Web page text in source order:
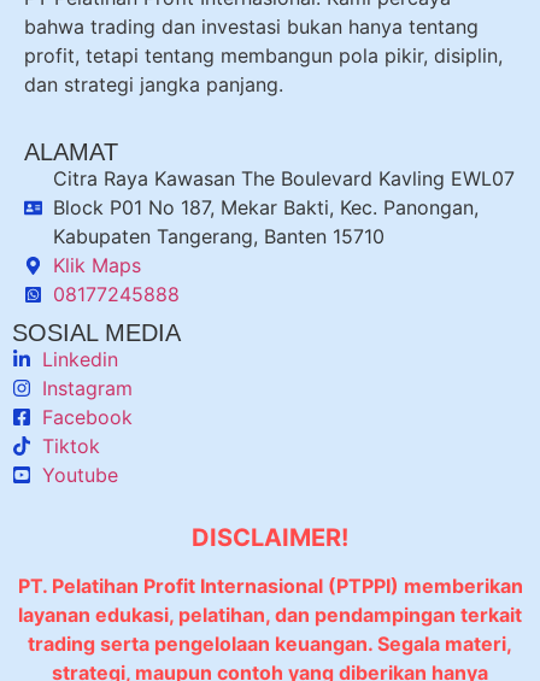
bahwa trading dan investasi bukan hanya tentang
profit, tetapi tentang membangun pola pikir, disiplin,
dan strategi jangka panjang.
ALAMAT
Citra Raya Kawasan The Boulevard Kavling EWL07
Block P01 No 187, Mekar Bakti, Kec. Panongan,
Kabupaten Tangerang, Banten 15710
Klik Maps
08177245888
SOSIAL MEDIA
Linkedin
Instagram
Facebook
Tiktok
Youtube
DISCLAIMER!
PT. Pelatihan Profit Internasional (PTPPI) memberikan
layanan edukasi, pelatihan, dan pendampingan terkait
trading serta pengelolaan keuangan. Segala materi,
strategi, maupun contoh yang diberikan hanya